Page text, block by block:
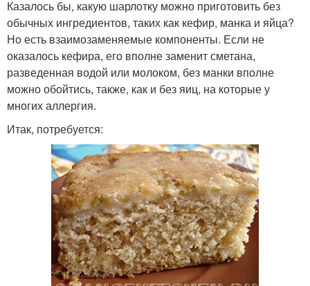
Казалось бы, какую шарлотку можно приготовить без
обычных ингредиентов, таких как кефир, манка и яйца?
Но есть взаимозаменяемые компоненты. Если не
оказалось кефира, его вполне заменит сметана,
разведенная водой или молоком, без манки вполне
можно обойтись, также, как и без яиц, на которые у
многих аллергия.
Итак, потребуется: